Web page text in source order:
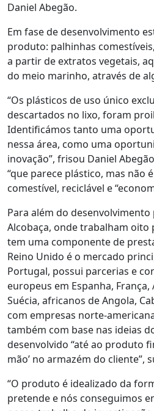
Daniel Abegão.
Em fase de desenvolvimento
produto: palhinhas
a partir de extratos vegetais,
do meio marinho, através de
“Os plásticos de uso único
descartados no lixo, foram
Identificámos tanto uma
nessa área, como uma
inovação”, frisou Daniel
“que parece plástico, mas não
comestível, reciclável e
Para além do
Alcobaça, onde trabalham oito
tem uma componente de
Reino Unido é o mercado
Portugal, possui parcerias e
europeus em Espanha,
Suécia, africanos de Angola,
com empresas norte-
também com base nas ideias
desenvolvido “até ao produto
mão’ no armazém do cliente”,
“O produto é idealizado da
pretende e nós conseguimos